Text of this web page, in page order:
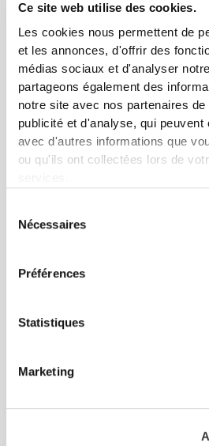
Ce site web utilise des cookies.
Les cookies nous permettent de
et les annonces, d'offrir des
médias sociaux et d'analyser
partageons également des
notre site avec nos partenaires
publicité et d'analyse, qui
avec d'autres informations que
ou qu'ils ont collectées lors de
Nécessaires
Préférences
Statistiques
Marketing
Sculpting Lift